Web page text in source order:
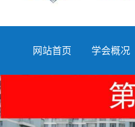
网站首页 学会概况